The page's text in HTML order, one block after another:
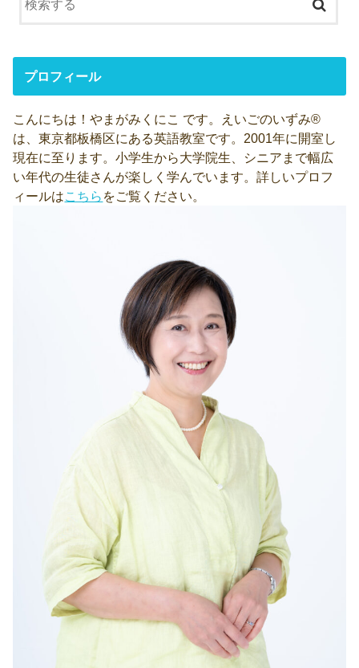
プロフィール
こんにちは！やまがみくにこ です。えいごのいずみ®
は、東京都板橋区にある英語教室です。2001年に開室し
現在に至ります。小学生から大学院生、シニアまで幅広
い年代の生徒さんが楽しく学んでいます。詳しいプロフ
ィールはこちら をご覧ください。